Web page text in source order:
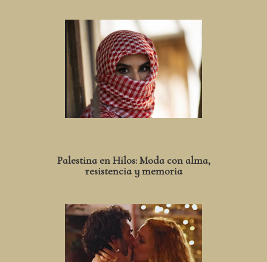
Palestina en Hilos: Moda con alma,
resistencia y memoria